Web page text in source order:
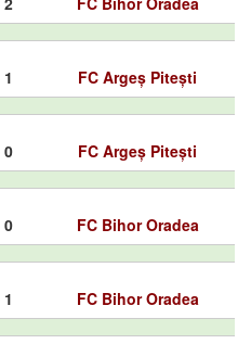
FC Argeș Pitești
0 FC Argeș Pitești
0 FC Bihor Oradea
FC Bihor Oradea